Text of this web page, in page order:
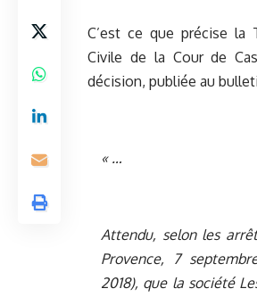
C’est ce que précise la
Civile de la Cour de
décision, publiée au
« …
Attendu, selon les
Provence, 7
2018), que la société